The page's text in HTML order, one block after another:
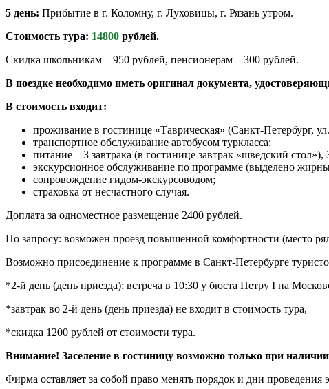
5 день: Прибытие в г. Коломну, г. Луховицы, г. Рязань утром.
Стоимость тура: 14800 рублей.
Скидка школьникам – 950 рублей, пенсионерам – 300 рублей.
В поездке необходимо иметь оригинал документа,
В стоимость входит:
проживание в гостинице «Таврическая» (Санкт-Петербург,
транспортное обслуживание автобусом туркласса;
питание – 3 завтрака (в гостинице завтрак «шведский стол»),
экскурсионное обслуживание по программе (выделено
сопровождение гидом-экскурсоводом;
страховка от несчастного случая.
Доплата за одноместное размещение 2400 рублей.
По запросу: возможен проезд повышенной комфортности (место
Возможно присоединение к программе в Санкт-Петербурге
*2-й день (день приезда): встреча в 10:30 у бюста Петру I на
*завтрак во 2-й день (день приезда) не входит в стоимость тура,
*скидка 1200 рублей от стоимости тура.
Внимание! Заселение в гостиницу возможно только при
Фирма оставляет за собой право менять порядок и дни проведения